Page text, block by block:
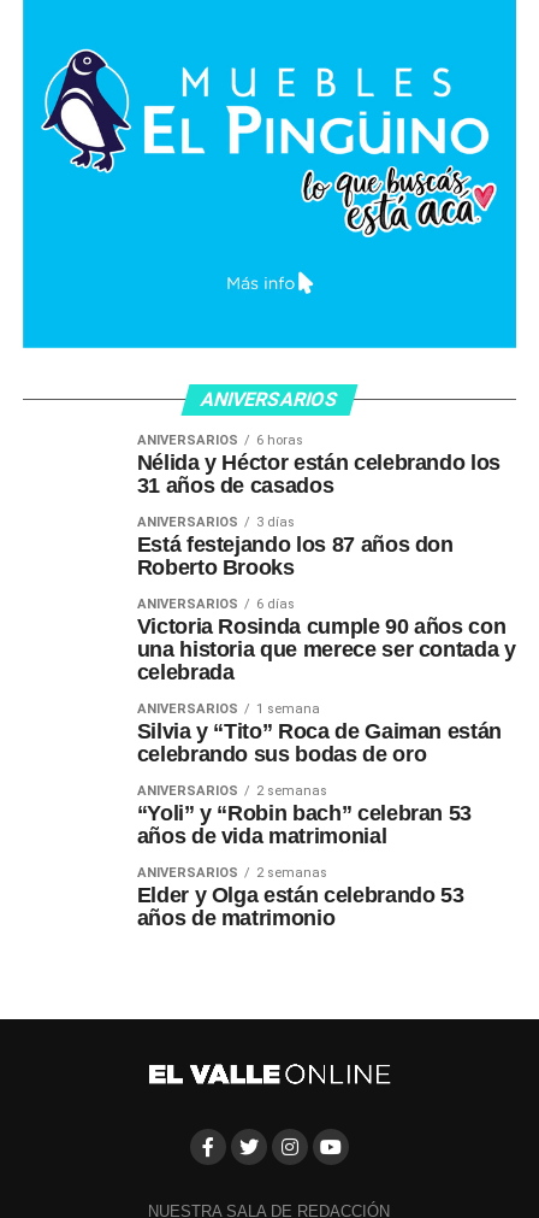
ANIVERSARIOS
ANIVERSARIOS 6 horas
Nélida y Héctor están celebrando los
31 años de casados
ANIVERSARIOS 3 días
Está festejando los 87 años don
Roberto Brooks
ANIVERSARIOS 6 días
Victoria Rosinda cumple 90 años con
una historia que merece ser contada y
celebrada
ANIVERSARIOS 1 semana
Silvia y “Tito” Roca de Gaiman están
celebrando sus bodas de oro
ANIVERSARIOS 2 semanas
“Yoli” y “Robin bach” celebran 53
años de vida matrimonial
ANIVERSARIOS 2 semanas
Elder y Olga están celebrando 53
años de matrimonio
NUESTRA SALA DE REDACCIÓN